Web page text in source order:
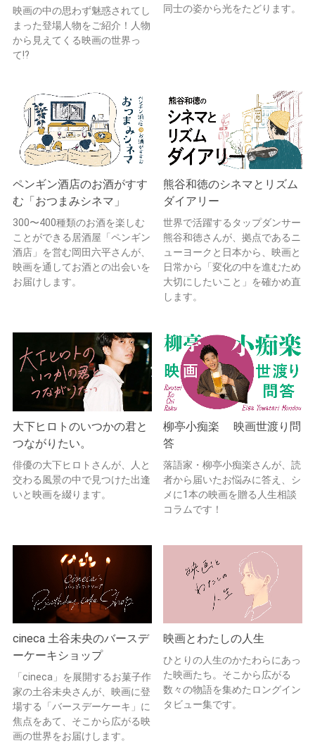
映画の中の思わず魅惑されてし
まった登場人物をご紹介！人物
から見えてくる映画の世界っ
て!?
同士の姿から光をたどります。
ペンギン酒店のお酒がすす
む「おつまみシネマ」
300〜400種類のお酒を楽しむ
ことができる居酒屋「ペンギン
酒店」を営む岡田六平さんが、
映画を通してお酒との出会いを
お届けします。
熊谷和徳のシネマとリズム
ダイアリー
世界で活躍するタップダンサー
熊谷和徳さんが、拠点であるニ
ューヨークと日本から、映画と
日常から「変化の中を進むため
大切にしたいこと」を確かめ直
します。
大下ヒロトのいつかの君と
つながりたい。
俳優の大下ヒロトさんが、人と
交わる風景の中で見つけた出逢
いと映画を綴ります。
柳亭小痴楽 映画世渡り問
答
落語家・柳亭小痴楽さんが、読
者から届いたお悩みに答え、シ
メに1本の映画を贈る人生相談
コラムです！
cineca 土谷未央のバースデ
ーケーキショップ
「cineca」を展開するお菓子作
家の土谷未央さんが、映画に登
場する「バースデーケーキ」に
焦点をあて、そこから広がる映
画の世界をお届けします。
映画とわたしの人生
ひとりの人生のかたわらにあっ
た映画たち。そこから広がる
数々の物語を集めたロングイン
タビュー集です。